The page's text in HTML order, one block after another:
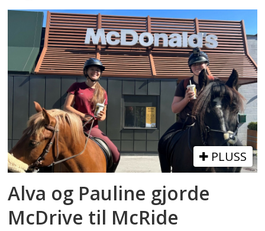
PLUSS
Alva og Pauline gjorde
McDrive til McRide